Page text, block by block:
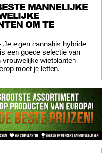
MANNELIJKE
OM TE
Je eigen cannabis hybride
een goede selectie van
vrouwelijke wietplanten
moet je letten.